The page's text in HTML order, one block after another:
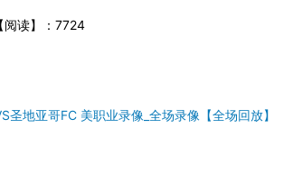
读】： 7724
地亚哥FC 美职业录像_全场录像【全场回放】